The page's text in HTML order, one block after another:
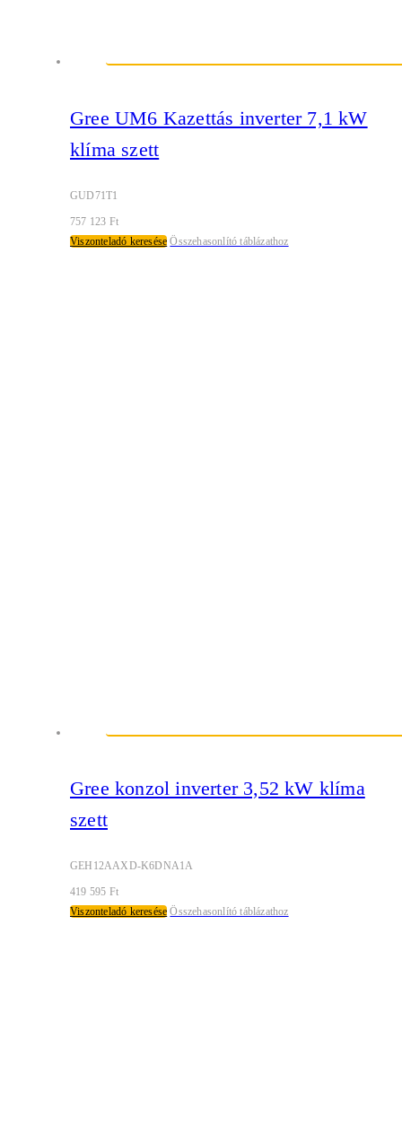
Gree UM6 Kazettás inverter 7,1 kW
klíma szett
GUD71T1
757 123 Ft
Viszonteladó keresése Összehasonlító táblázathoz
Gree konzol inverter 3,52 kW klíma
szett
GEH12AAXD-K6DNA1A
419 595 Ft
Viszonteladó keresése Összehasonlító táblázathoz